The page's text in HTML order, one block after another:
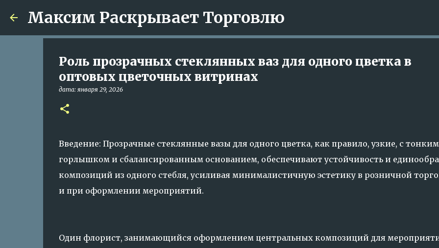
Максим Раскрывает Торговлю
Роль прозрачных стеклянных ваз для одного цветка в
оптовых цветочных витринах
дата: января 29, 2026
Введение: Прозрачные стеклянные вазы для одного цветка, как правило, узкие, с тонким
горлышком и сбалансированным основанием, обеспечивают устойчивость и
композиций из одного стебля, усиливая минималистичную эстетику в розничной
и при оформлении мероприятий.
Один флорист, занимающийся оформлением центральных композиций для